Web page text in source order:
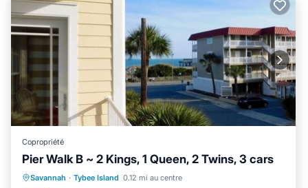
Copropriété
Pier Walk B ~ 2 Kings, 1 Queen, 2 Twins, 3 cars
Savannah · Tybee Island 0.12 mi au centre
Front de mer
Cheminée/Chauffage